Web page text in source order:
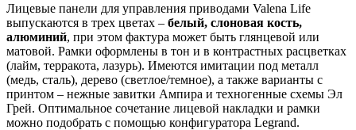
Лицевые панели для управления приводами Valena Life
выпускаются в трех цветах – белый, слоновая кость,
алюминий, при этом фактура может быть глянцевой или
матовой. Рамки оформлены в тон и в контрастных расцветках
(лайм, терракота, лазурь). Имеются имитации под металл
(медь, сталь), дерево (светлое/темное), а также варианты с
принтом – нежные завитки Ампира и техногенные схемы Эл
Грей. Оптимальное сочетание лицевой накладки и рамки
можно подобрать с помощью конфигуратора Legrand.